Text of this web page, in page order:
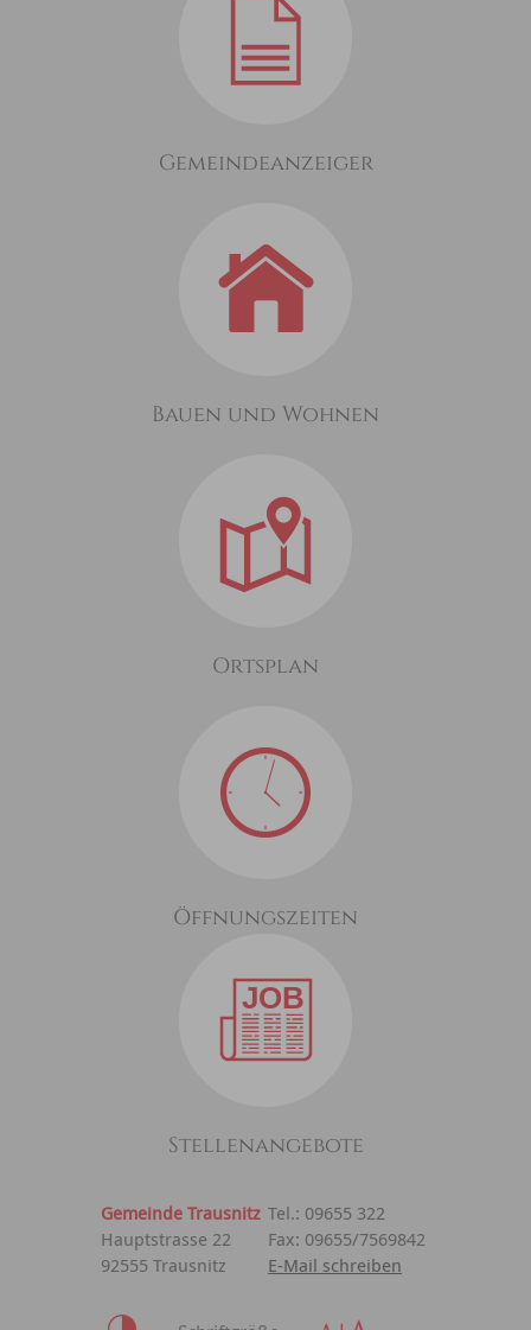
Gemeindeanzeiger
Bauen und Wohnen
Ortsplan
Öffnungszeiten
Stellenangebote
Gemeinde Trausnitz Tel.: 09655 322
Hauptstrasse 22
Fax: 09655/7569842
92555 Trausnitz
E-Mail schreiben